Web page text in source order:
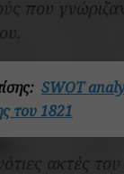
που
SWOT
του 1821
ακτές